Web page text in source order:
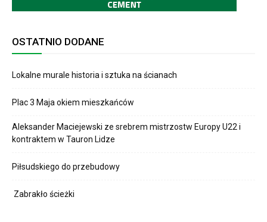
OSTATNIO DODANE
Lokalne murale historia i sztuka na ścianach
Plac 3 Maja okiem mieszkańców
Aleksander Maciejewski ze srebrem mistrzostw Europy U22 i
kontraktem w Tauron Lidze
Piłsudskiego do przebudowy
Zabrakło ścieżki